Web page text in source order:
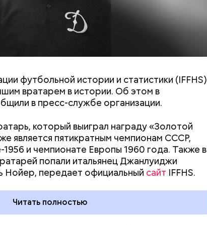
футбольной истории и статистики (IFFHS)
вратарем в истории. Об этом в
в пресс-службе организации.
который выиграл награду «Золотой
является пятикратным чемпионам СССР,
и чемпионате Европы 1960 года. Также в
попали итальянец Джанлуиджи
Нойер, передает официальный сайт IFFHS.
Читать полностью
в футбол в команде любителей. Достигнув
отправился служить. В солдате
ФК «Динамо» Аркадий Чернышев: он
в молодежную сборную.